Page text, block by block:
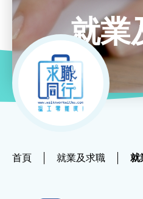
關於我們
ERB再培訓課程
就業
首頁 就業及求職 就